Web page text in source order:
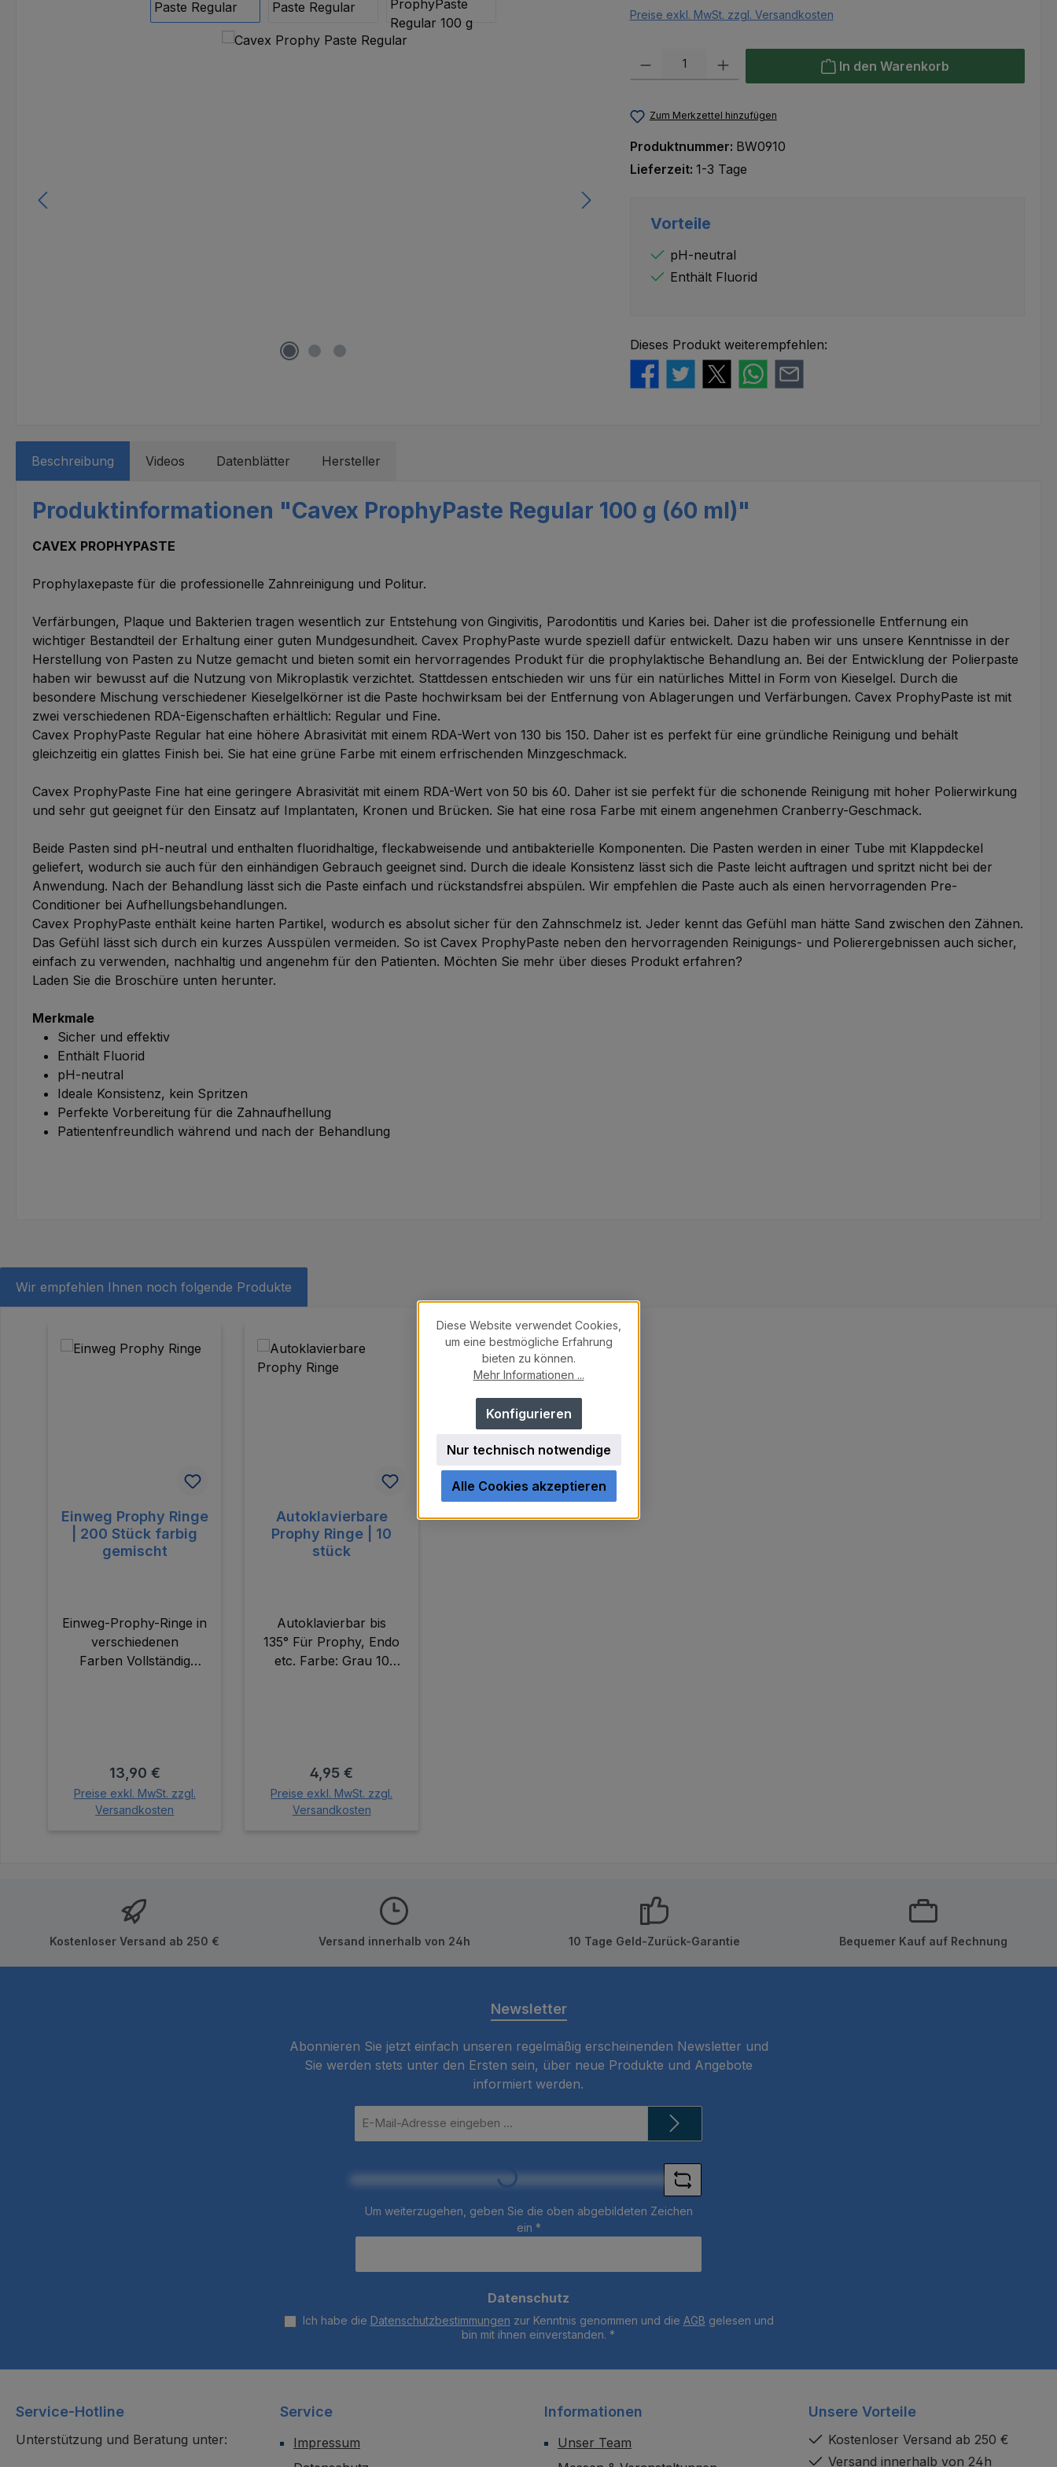
Preise exkl. MwSt. zzgl. Versandkosten
Produkt Anzahl: Gib den gewünschten Wert ein oder benutze die Schaltflächen
In den Warenkorb
Zum Merkzettel hinzufügen
Produktnummer: BW0910
Lieferzeit: 1-3 Tage
Vorteile
pH-neutral
Enthält Fluorid
Dieses Produkt weiterempfehlen:
Beschreibung Videos Datenblätter Hersteller
Produktinformationen "Cavex ProphyPaste Regular 100 g (60 ml)"
CAVEX PROPHYPASTE
Prophylaxepaste für die professionelle Zahnreinigung und Politur.
Verfärbungen, Plaque und Bakterien tragen wesentlich zur Entstehung von Gingivitis, Parodontitis und Karies bei. Daher ist die professionelle Entfernung ein
wichtiger Bestandteil der Erhaltung einer guten Mundgesundheit. Cavex ProphyPaste wurde speziell dafür entwickelt. Dazu haben wir uns unsere Kenntnisse in der
Herstellung von Pasten zu Nutze gemacht und bieten somit ein hervorragendes Produkt für die prophylaktische Behandlung an. Bei der Entwicklung der Polierpaste
haben wir bewusst auf die Nutzung von Mikroplastik verzichtet. Stattdessen entschieden wir uns für ein natürliches Mittel in Form von Kieselgel. Durch die
besondere Mischung verschiedener Kieselgelkörner ist die Paste hochwirksam bei der Entfernung von Ablagerungen und Verfärbungen. Cavex ProphyPaste ist mit
zwei verschiedenen RDA-Eigenschaften erhältlich: Regular und Fine.
Cavex ProphyPaste Regular hat eine höhere Abrasivität mit einem RDA-Wert von 130 bis 150. Daher ist es perfekt für eine gründliche Reinigung und behält
gleichzeitig ein glattes Finish bei. Sie hat eine grüne Farbe mit einem erfrischenden Minzgeschmack.
Cavex ProphyPaste Fine hat eine geringere Abrasivität mit einem RDA-Wert von 50 bis 60. Daher ist sie perfekt für die schonende Reinigung mit hoher Polierwirkung
und sehr gut geeignet für den Einsatz auf Implantaten, Kronen und Brücken. Sie hat eine rosa Farbe mit einem angenehmen Cranberry-Geschmack.
Beide Pasten sind pH-neutral und enthalten fluoridhaltige, fleckabweisende und antibakterielle Komponenten. Die Pasten werden in einer Tube mit Klappdeckel
geliefert, wodurch sie auch für den einhändigen Gebrauch geeignet sind. Durch die ideale Konsistenz lässt sich die Paste leicht auftragen und spritzt nicht bei der
Anwendung. Nach der Behandlung lässt sich die Paste einfach und rückstandsfrei abspülen. Wir empfehlen die Paste auch als einen hervorragenden Pre-
Conditioner bei Aufhellungsbehandlungen.
Cavex ProphyPaste enthält keine harten Partikel, wodurch es absolut sicher für den Zahnschmelz ist. Jeder kennt das Gefühl man hätte Sand zwischen den Zähnen.
Das Gefühl lässt sich durch ein kurzes Ausspülen vermeiden. So ist Cavex ProphyPaste neben den hervorragenden Reinigungs- und Polierergebnissen auch sicher,
einfach zu verwenden, nachhaltig und angenehm für den Patienten. Möchten Sie mehr über dieses Produkt erfahren?
Laden Sie die Broschüre unten herunter.
Merkmale
Sicher und effektiv
Enthält Fluorid
pH-neutral
Ideale Konsistenz, kein Spritzen
Perfekte Vorbereitung für die Zahnaufhellung
Patientenfreundlich während und nach der Behandlung
Wir empfehlen Ihnen noch folgende Produkte
Einweg Prophy Ringe
| 200 Stück farbig
gemischt
Einweg-Prophy-Ringe in
verschiedenen
Farben Vollständig
Farben sind
Blau/Lavendel/Gelb/Grü
n/Weiß 200 Stück pro
Regulärer Preis:
13,90 €
Preise exkl. MwSt. zzgl.
Versandkosten
Autoklavierbare
Prophy Ringe | 10
stück
Autoklavierbar bis
135° Für Prophy, Endo
etc. Farbe: Grau 10
Regulärer Preis:
4,95 €
Preise exkl. MwSt. zzgl.
Versandkosten
Kostenloser Versand ab 250 € Versand innerhalb von 24h 10 Tage Geld-Zurück-Garantie Bequemer Kauf auf Rechnung
Newsletter
Abonnieren Sie jetzt einfach unseren regelmäßig erscheinenden Newsletter und
Sie werden stets unter den Ersten sein, über neue Produkte und Angebote
informiert werden.
Mail-
Loading...
Um weiterzugehen, geben Sie die oben abgebildeten Zeichen
ein *
Datenschutz
Ich habe die Datenschutzbestimmungen zur Kenntnis genommen und die AGB gelesen und
bin mit ihnen einverstanden. *
Service-Hotline
Unterstützung und Beratung unter:
Service
Impressum
Informationen
Unser Team
Unsere Vorteile
Kostenloser Versand ab 250 €
Versand innerhalb von 24h
Diese Website verwendet Cookies,
um eine bestmögliche Erfahrung
bieten zu können.
Mehr Informationen ...
Nur technisch notwendige
Konfigurieren
Alle Cookies akzeptieren